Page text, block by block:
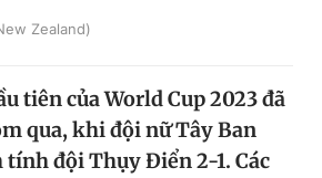
Tin 360
Magazine
Zealand)
tiên của World Cup 2023 đã
qua, khi đội nữ Tây Ban
đội Thụy Điển 2-1. Các